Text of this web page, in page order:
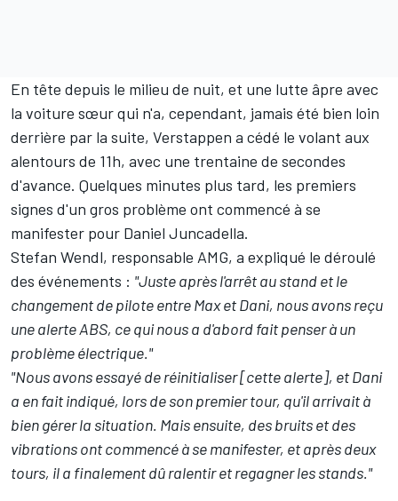
En tête depuis le milieu de nuit, et une lutte âpre avec
la voiture sœur qui n'a, cependant, jamais été bien loin
derrière par la suite, Verstappen a cédé le volant aux
alentours de 11h, avec une trentaine de secondes
d'avance. Quelques minutes plus tard, les premiers
signes d'un gros problème ont commencé à se
manifester pour Daniel Juncadella.
Stefan Wendl, responsable AMG, a expliqué le déroulé
des événements : "Juste après l'arrêt au stand et le
changement de pilote entre Max et Dani, nous avons reçu
une alerte ABS, ce qui nous a d'abord fait penser à un
problème électrique."
"Nous avons essayé de réinitialiser [cette alerte], et Dani
a en fait indiqué, lors de son premier tour, qu'il arrivait à
bien gérer la situation. Mais ensuite, des bruits et des
vibrations ont commencé à se manifester, et après deux
tours, il a finalement dû ralentir et regagner les stands."